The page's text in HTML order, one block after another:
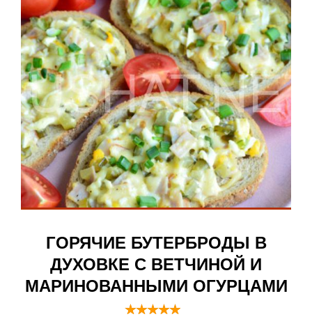
ГОРЯЧИЕ БУТЕРБРОДЫ В
ДУХОВКЕ С ВЕТЧИНОЙ И
МАРИНОВАННЫМИ ОГУРЦАМИ